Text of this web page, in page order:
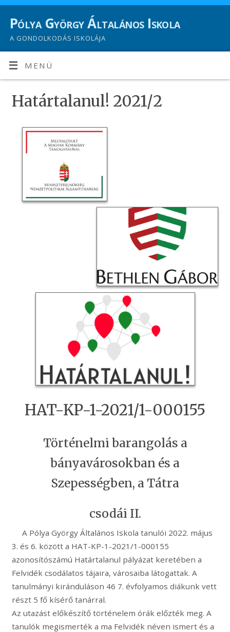
Pólya György Általános Iskola
A GONDOLKODÁS ISKOLÁJA
MENÜ
Határtalanul! 2021/2
HAT-KP-1-2021/1-000155
Történelmi barangolás a
bányavárosokban és a
Szepességben, a Tátra
csodái II.
A Pólya György Általános Iskola tanulói 2022. május
3. és 6. között a HAT-KP-1-2021/1-000155
azonosítószámú Határtalanul pályázat keretében a
Felvidék csodálatos tájaira, városaiba látogattak. A
tanulmányi kiránduláson 46 7. évfolyamos diákunk vett
részt 5 fő kísérő tanárral.
Az utazást előkészítő történelem órák előzték meg. A
tanulók megismerték a ma Felvidék néven ismert és a